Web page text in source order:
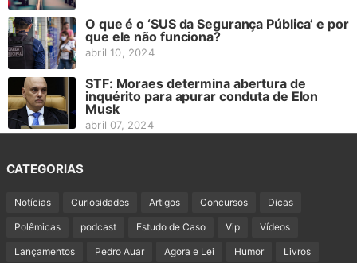
O que é o ‘SUS da Segurança Pública’ e por
que ele não funciona?
abril 10, 2024
STF: Moraes determina abertura de
inquérito para apurar conduta de Elon
Musk
abril 07, 2024
CATEGORIAS
Notícias Curiosidades Artigos Concursos Dicas
Polêmicas podcast Estudo de Caso Vip Vídeos
Lançamentos Pedro Auar Agora e Lei Humor Livros